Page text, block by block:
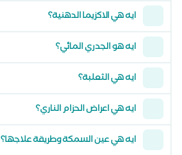
ايه هي الاكزيما الدهنية؟
ايه هو الجدري المائي؟
ايه هي الثعلبة؟
ايه هي اعراض الحزام الناري؟
ايه هي عين السمكة وطريقة علاجها؟